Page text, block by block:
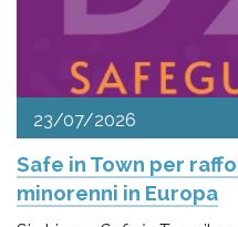
23/07/2026
Safe in Town per
minorenni in Europa